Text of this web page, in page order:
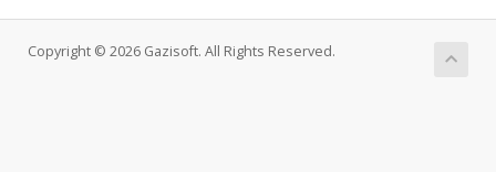
Copyright © 2026 Gazisoft. All Rights Reserved.